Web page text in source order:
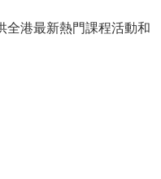
全港最新熱門課程活動和